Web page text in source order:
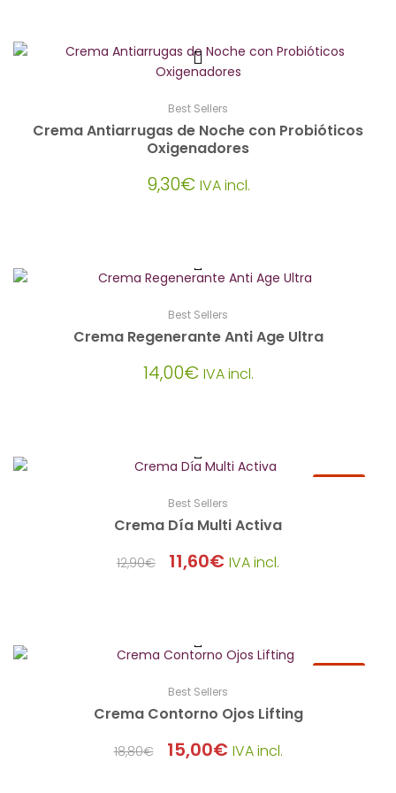
era:
37,40€.
es:
31,80€.
Best Sellers
Crema Antiarrugas de Noche con Probióticos
Oxigenadores
9,30€ IVA incl.
Best Sellers
Crema Regenerante Anti Age Ultra
14,00€ IVA incl.
Best Sellers
Crema Día Multi Activa
12,90€
era:
11,60€
es:
IVA incl.
Best Sellers
Crema Contorno Ojos Lifting
18,80€ 15,00€ IVA incl.